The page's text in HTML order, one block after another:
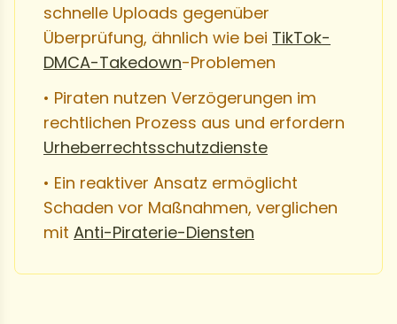
schnelle Uploads gegenüber
Überprüfung, ähnlich wie bei TikTok-
DMCA-Takedown-Problemen
• Piraten nutzen Verzögerungen im
rechtlichen Prozess aus und erfordern
Urheberrechtsschutzdienste
• Ein reaktiver Ansatz ermöglicht
Schaden vor Maßnahmen, verglichen
mit Anti-Piraterie-Diensten